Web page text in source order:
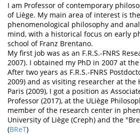
I am Professor of contemporary
of Liège. My main area of interest is
phenomenological philosophy and
mind, with a historical focus on early
school of Franz Brentano.
My first job was as an F.R.S.-FNRS
2007). I obtained my PhD in 2007 at
After two years as F.R.S.-FNRS
2009) and as visiting researcher at the
Paris (2009), I got a position as
Professor (2017), at the ULiège
member of the research center in
University of Liège (Creph) and the
(BReT)